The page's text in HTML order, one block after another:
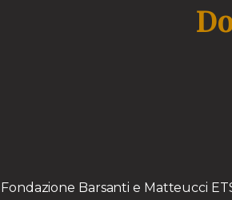
Fondazione Barsanti e Matteucci